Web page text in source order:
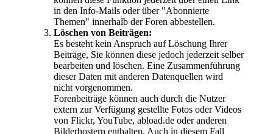
in den Info-Mails oder über "Abonnierte
Themen" innerhalb der Foren abbestellen.
Löschen von Beiträgen:
Es besteht kein Anspruch auf Löschung Ihrer
Beiträge, Sie können diese jedoch jederzeit selber
bearbeiten und löschen. Eine Zusammenführung
dieser Daten mit anderen Datenquellen wird
nicht vorgenommen.
Forenbeiträge können auch durch die Nutzer
extern zur Verfügung gestellte Fotos oder Videos
von Flickr, YouTube, abload.de oder anderen
Bilderhostern enthalten. Auch in diesem Fall